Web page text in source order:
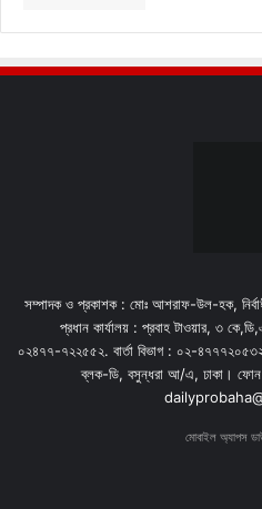
সম্পাদক ও প্রকাশক : মোঃ আশরাফ-উল-হক,
প্রধান কার্যালয় : প্রবাহ টাওয়ার, ৩
০২৪৭৭-৭২২৫৫২. বার্তা বিভাগ : ০২-
ব্লক-ডি, বসুন্ধরা আ/এ, ঢাকা।
মোবাইল অ্যাপস